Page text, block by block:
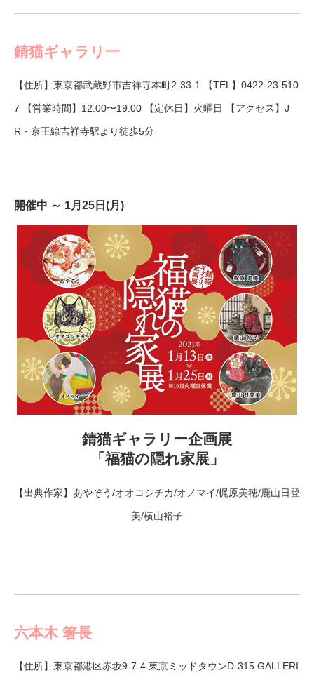
錆猫ギャラリ一
【住所】東京都武蔵野市吉祥寺本町2-33-1 【TEL】0422-23-510
7 【営業時間】12:00〜19:00 【定休日】火曜日 【アクセス】J
R・京王線吉祥寺駅より徒歩5分
開催中 ～ 1月25日(月)
錆猫ギャラリー企画展
「福猫の隠れ家展」
【出典作家】あやぞう/オオコシチカ/オノマイ/梶原美穂/鹿山日登
美/横山裕子
六本木 箸長
【住所】東京都港区赤坂9-7-4 東京ミッドタウンD-315 GALLERI